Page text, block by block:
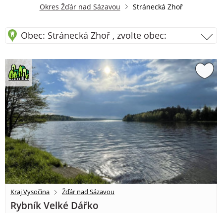
Okres Žďár nad Sázavou
Stránecká Zhoř
Obec: Stránecká Zhoř , zvolte obec:
Kraj Vysočina Žďár nad Sázavou
Rybník Velké Dářko